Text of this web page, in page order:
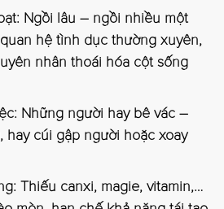
Ngồi lâu – ngồi nhiều một
hệ tình dục thường xuyên,
nhân thoái hóa cột sống
Những người hay bê vác –
hay cúi gập người hoặc xoay
Thiếu canxi, magie, vitamin,…